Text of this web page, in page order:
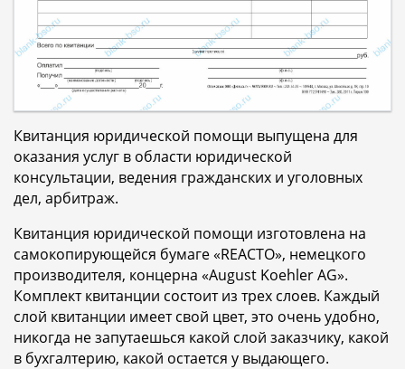
Квитанция юридической помощи выпущена для
оказания услуг в области юридической
консультации, ведения гражданских и уголовных
дел, арбитраж.
Квитанция юридической помощи изготовлена на
самокопирующейся бумаге «REACTO», немецкого
производителя, концерна «August Koehler AG».
Комплект квитанции состоит из трех слоев. Каждый
слой квитанции имеет свой цвет, это очень удобно,
никогда не запутаешься какой слой заказчику, какой
в бухгалтерию, какой остается у выдающего.